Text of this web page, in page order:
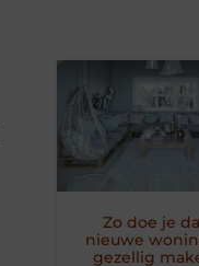
Zo doe je
nieuwe
gezellig